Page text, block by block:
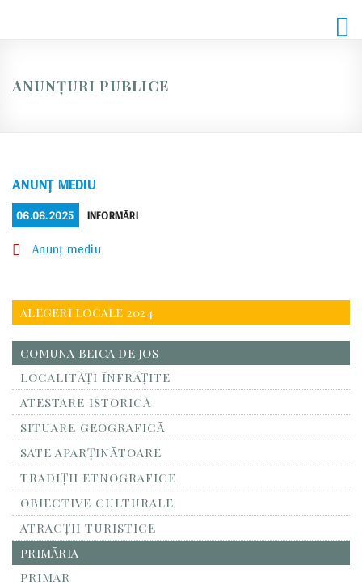
ANUNȚURI PUBLICE
ANUNȚ MEDIU
POSTED
ON
06.06.2025 CATEGORIES
INFORMĂRI
Anunț mediu
ALEGERI LOCALE 2024
COMUNA BEICA DE JOS
LOCALITĂŢI ÎNFRĂŢITE
ATESTARE ISTORICĂ
SITUARE GEOGRAFICĂ
SATE APARȚINĂTOARE
TRADIȚII ETNOGRAFICE
OBIECTIVE CULTURALE
ATRACȚII TURISTICE
PRIMĂRIA
PRIMAR